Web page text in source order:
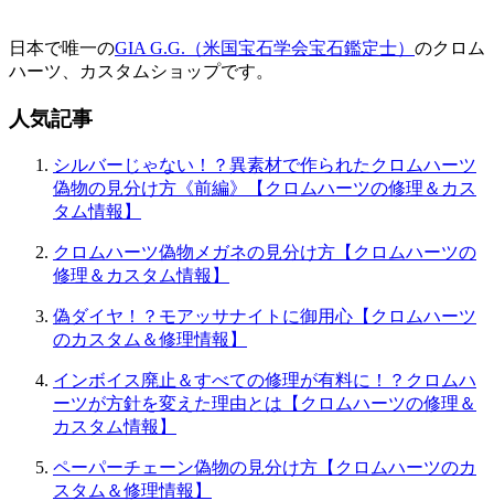
日本で唯一のGIA G.G.（米国宝石学会宝石鑑定士） のクロム
ハーツ、カスタムショップです。
人気記事
シルバーじゃない！？異素材で作られたクロムハーツ
偽物の見分け方《前編》【クロムハーツの修理＆カス
タム情報】
クロムハーツ偽物メガネの見分け方【クロムハーツの
修理＆カスタム情報】
偽ダイヤ！？モアッサナイトに御用心【クロムハーツ
のカスタム＆修理情報】
インボイス廃止＆すべての修理が有料に！？クロムハ
ーツが方針を変えた理由とは【クロムハーツの修理＆
カスタム情報】
ペーパーチェーン偽物の見分け方【クロムハーツのカ
スタム＆修理情報】